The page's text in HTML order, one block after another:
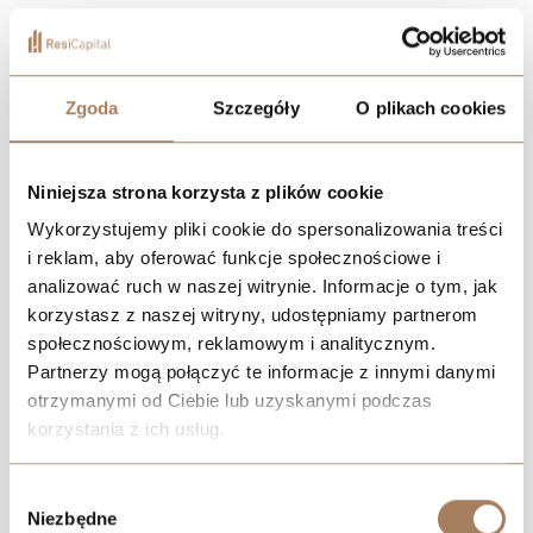
Zgoda Szczegóły O plikach cookies
Niniejsza strona korzysta z plików cookie
Wykorzystujemy pliki cookie do spersonalizowania treści
i reklam, aby oferować funkcje społecznościowe i
analizować ruch w naszej witrynie. Informacje o tym, jak
korzystasz z naszej witryny, udostępniamy partnerom
społecznościowym, reklamowym i analitycznym.
Partnerzy mogą połączyć te informacje z innymi danymi
otrzymanymi od Ciebie lub uzyskanymi podczas
korzystania z ich usług.
process your information.
zgody
Niezbędne
Located near the City Center, at ul. Przemysłowa 3, right
by Holtzego Square, you can forget about compromises
and enjoy the very best of life.
DOWNLOAD PHASE II CATALOG
FIND AN APARTMENT
CONTACT AN ADVISOR